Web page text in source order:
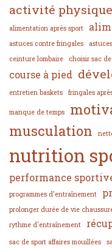
activité physique
alimentation après sport
astuces contre fringales
ceinture lombaire choisir sac
course à pied
entretien baskets fringales
manque de temps
musculation
nutrition
performance
programmes d'entraînement
prolonger durée de vie
rythme d'entraînement
sac de sport affaires mouillées